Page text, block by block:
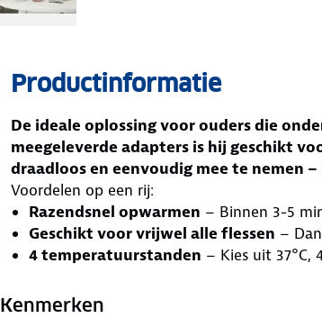
Productinformatie
De ideale oplossing voor ouders die
meegeleverde adapters is hij geschikt
draadloos en eenvoudig mee te nemen
Voordelen op een rij:
Razendsnel opwarmen – Binnen 3-5
Geschikt voor vrijwel alle flessen –
4 temperatuurstanden – Kies uit 37°C,
Universeel gebruik
Kenmerken